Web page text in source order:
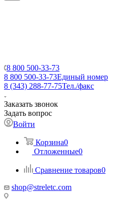
8 800 500-33-73
8 800 500-33-73Единый номер
8 (343) 288-77-75Тел./факс
Заказать звонок
Задать вопрос
Войти
Корзина0
Отложенные0
Сравнение товаров0
shop@streletc.com